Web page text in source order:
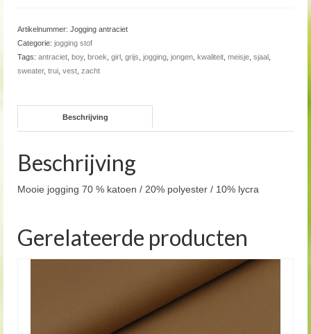
Artikelnummer: Jogging antraciet
Categorie: jogging stof
Tags: antraciet boy, broek girl grijs jogging jongen kwaliteit meisje sjaal
sweater, trui vest zacht
Beschrijving
Beschrijving
Mooie jogging 70 % katoen / 20% polyester / 10% lycra
Gerelateerde producten